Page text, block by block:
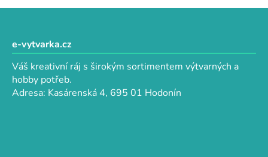
e-vytvarka.cz
Váš kreativní ráj s širokým sortimentem výtvarných a
hobby potřeb.
Adresa: Kasárenská 4, 695 01 Hodonín